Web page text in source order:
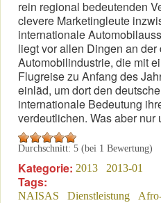
rein regional bedeutenden
clevere Marketingleute
internationale
liegt vor allen Dingen an der
Automobilindustrie, die mit
Flugreise zu Anfang des
einläd, um dort den
internationale Bedeutung
verdeutlichen. Was aber nur
Durchschnitt: 5 (bei 1 Bewertung)
Kategorie: 2013 2013-01
Tags:
NAISAS Dienstleistung